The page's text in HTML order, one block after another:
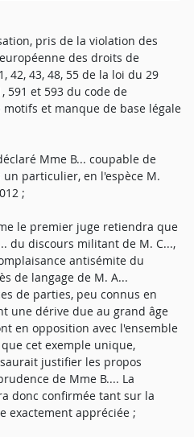
pris de la violation des
des droits de
42, 43, 48, 55 de la loi du 29
591 et 593 du code de
et manque de base légale
Mme B... coupable de
particulier, en l'espèce M.
;
le premier juge retiendra que
du discours militant de M. C...,
antisémite du
de langage de M. A...
de parties, peu connus en
une dérive due au grand âge
en opposition avec l'ensemble
cet exemple unique,
justifier les propos
de Mme B.... La
donc confirmée tant sur la
exactement appréciée ;